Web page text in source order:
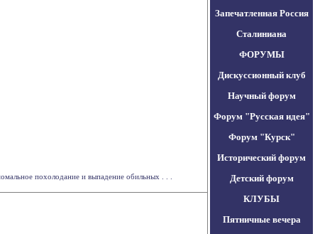
похолодание и выпадение обильных . . .
Запечатленная Россия
Сталиниана
ФОРУМЫ
Дискуссионный клуб
Научный форум
Форум "Русская идея"
Форум "Курск"
Исторический форум
Детский форум
КЛУБЫ
Пятничные вечера